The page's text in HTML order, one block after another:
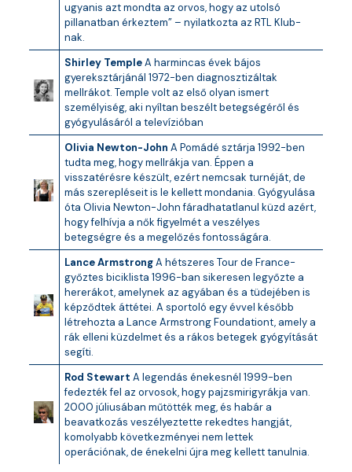
ugyanis azt mondta az orvos, hogy az utolsó
pillanatban érkeztem” – nyilatkozta az RTL Klub-
nak.
Shirley TempleA harmincas évek bájos
gyereksztárjánál 1972-ben diagnosztizáltak
mellrákot. Temple volt az első olyan ismert
személyiség, aki nyíltan beszélt betegségéről és
gyógyulásáról a televízióban
Olivia Newton-John A Pomádé sztárja 1992-ben
tudta meg, hogy mellrákja van. Éppen a
visszatérésre készült, ezért nemcsak turnéját, de
más szerepléseit is le kellett mondania. Gyógyulása
óta Olivia Newton-John fáradhatatlanul küzd azért,
hogy felhívja a nők figyelmét a veszélyes
betegségre és a megelőzés fontosságára.
Lance ArmstrongA hétszeres Tour de France-
győztes biciklista 1996-ban sikeresen legyőzte a
hererákot, amelynek az agyában és a tüdejében is
képződtek áttétei. A sportoló egy évvel később
létrehozta a Lance Armstrong Foundationt, amely a
rák elleni küzdelmet és a rákos betegek gyógyítását
segíti.
Rod Stewart A legendás énekesnél 1999-ben
fedezték fel az orvosok, hogy pajzsmirigyrákja van.
2000 júliusában műtötték meg, és habár a
beavatkozás veszélyeztette rekedtes hangját,
komolyabb következményei nem lettek
operációnak, de énekelni újra meg kellett tanulnia.